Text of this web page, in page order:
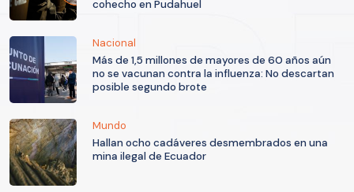
cohecho en Pudahuel
Nacional
Más de 1,5 millones de mayores de 60 años aún
no se vacunan contra la influenza: No descartan
posible segundo brote
Mundo
Hallan ocho cadáveres desmembrados en una
mina ilegal de Ecuador